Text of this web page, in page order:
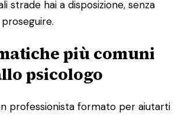
strade hai a disposizione, senza
più comuni
psicologo
professionista formato per aiutarti